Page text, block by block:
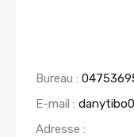
Bureau :
E-mail :
Adresse :